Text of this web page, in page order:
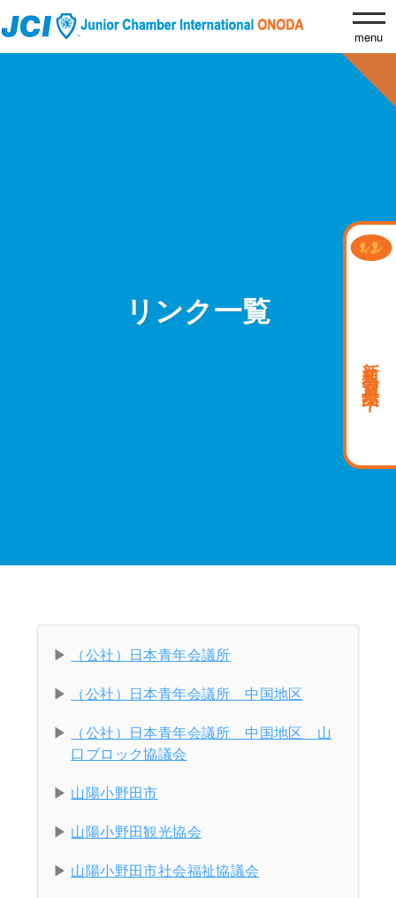
新規会員募集中
リンク一覧
（公社）日本青年会議所
（公社）日本青年会議所 中国地区
（公社）日本青年会議所 中国地区 山
口ブロック協議会
山陽小野田市
山陽小野田観光協会
山陽小野田市社会福祉協議会